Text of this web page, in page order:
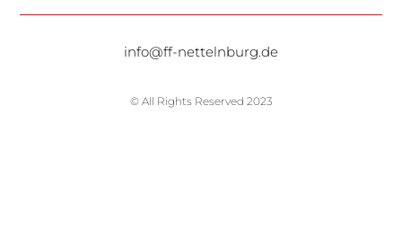
info@ff-nettelnburg.de
© All Rights Reserved 2023